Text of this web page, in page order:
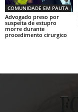
COMUNIDADE EM PAUTA
Advogado preso por
suspeita de estupro
morre durante
procedimento cirurgico